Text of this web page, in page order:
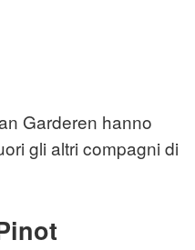
Garderen hanno
gli altri compagni di